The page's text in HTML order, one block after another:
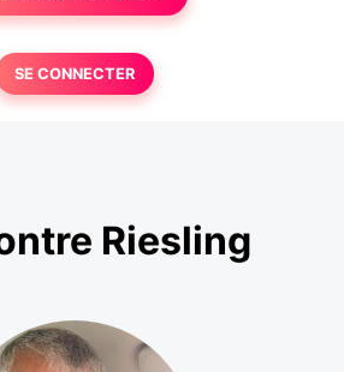
SE CONNECTER
Riesling